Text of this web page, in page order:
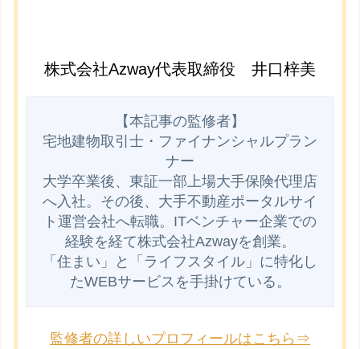
株式会社Azway代表取締役 井口梓美
【本記事の監修者】
宅地建物取引士・ファイナンシャルプラン
ナー
大学卒業後、東証一部上場大手保険代理店
へ入社。その後、大手不動産ポータルサイ
ト運営会社へ転職。ITベンチャー企業での
経験を経て株式会社Azwayを創業。
「住まい」と「ライフスタイル」に特化し
監修者の詳しいプロフィールはこちら⇒